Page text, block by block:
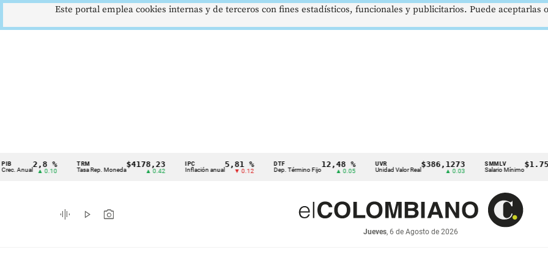
Cintillo
indicadores
económicos
2,8 %
▲ 0.10
TRM
Tasa Rep. Moneda
$4178,23
▲ 0.42
IPC
Inflación anual
5,81 %
▼ 0.12
DTF
Dep. Término Fijo
12,48 %
▲ 0.05
UVR
Unidad Valor Real
$386,1273
▲ 0.03
SMMLV
Salario Mínimo
$1.750.905
graphic_eq play_arrow photo_camera
Jueves, 6 de Agosto de 2026
Este portal emplea cookies internas y de terceros con fines estadísticos, funcionales y publicitarios. Puede aceptarlas